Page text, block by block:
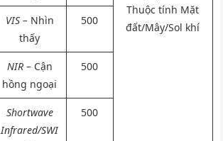
Thuộc tính Mặt
đất/Mây/Sol khí
VIS – Nhìn
thấy
500
NIR– Cận
hồng ngoại
500
Shortwave
Infrared/SWI
500